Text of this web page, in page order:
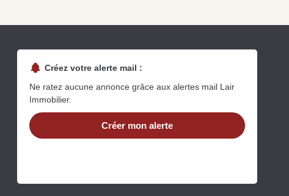
Estimez votre bien en ligne.
Créez votre alerte mail :
Ne ratez aucune annonce grâce aux alertes mail Lair
Immobilier.
Créer mon alerte